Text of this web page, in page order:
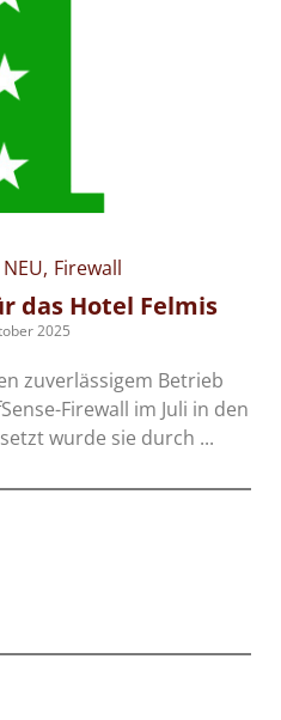
NEU Firewall
das Hotel Felmis
2025
zuverlässigem Betrieb
Firewall im Juli in den
wurde sie durch ...